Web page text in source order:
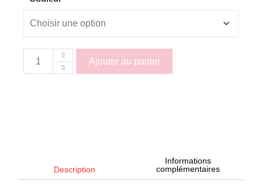
Ajouter au panier
Description
Informations
complémentaires